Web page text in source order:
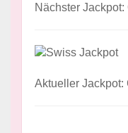
Nächster
Aktueller Jackpot: